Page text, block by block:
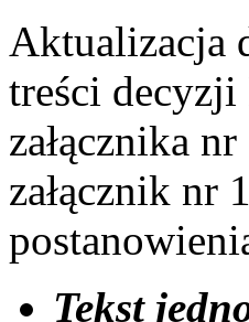
Aktualizacja
treści decyzji
załącznika
załącznik nr
Tekst